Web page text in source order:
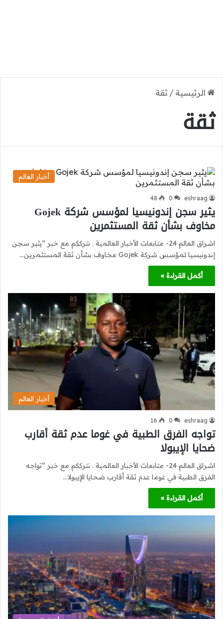
الرئيسية / ثقة
ثقة
أخبار العالم
eshraag
0
48
يثير سجن إندونيسيا لمؤسس شركة Gojek
مخاوف بشأن ثقة المستثمرين
اشراق العالم 24- متابعات الأخبار العالمية . نترككم مع خبر “يثير سجن
إندونيسيا لمؤسس شركة Gojek مخاوف بشأن ثقة المستثمرين…
أكمل القراءة »
أخبار العالم
eshraag
0
16
تواجه الفرق الطبية في غوما عدم ثقة أقارب
ضحايا الإيبولا
اشراق العالم 24- متابعات الأخبار العالمية . نترككم مع خبر “تواجه
الفرق الطبية في غوما عدم ثقة أقارب ضحايا الإيبولا…
أكمل القراءة »